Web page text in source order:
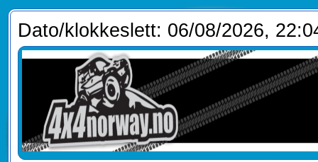
Dato/klokkeslett: 06/08/2026,